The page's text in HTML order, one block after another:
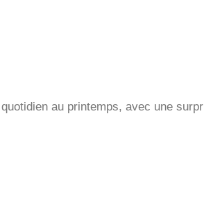
au printemps, avec une